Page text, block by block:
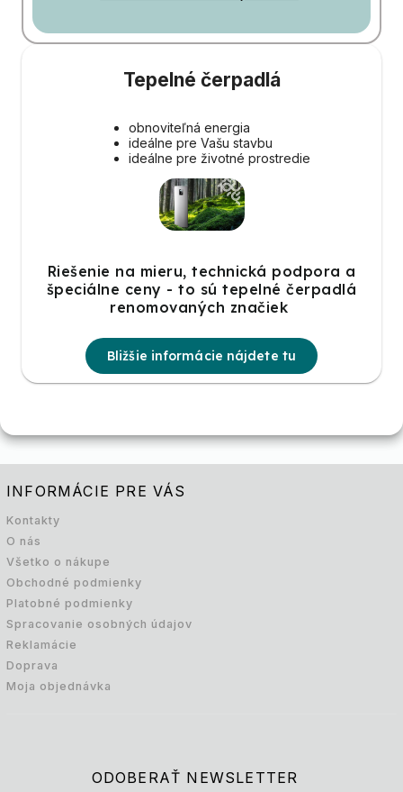
Tepelné čerpadlá
obnoviteľná energia
ideálne pre Vašu stavbu
ideálne pre životné prostredie
Riešenie na mieru, technická podpora a
špeciálne ceny - to sú tepelné čerpadlá
renomovaných značiek
Bližšie informácie nájdete tu
INFORMÁCIE PRE VÁS
Kontakty
O nás
Všetko o nákupe
Obchodné podmienky
Platobné podmienky
Spracovanie osobných údajov
Reklamácie
Doprava
Moja objednávka
ODOBERAŤ NEWSLETTER